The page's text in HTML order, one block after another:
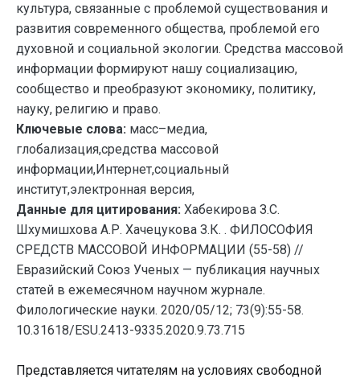
культура, связанные с проблемой существования и
развития современного общества, проблемой его
духовной и социальной экологии. Средства массовой
информации формируют нашу социализацию,
сообщество и преобразуют экономику, политику,
науку, религию и право.
Ключевые слова: масс–медиа,
глобализация,средства массовой
информации,Интернет,социальный
институт,электронная версия,
Данные для цитирования: Хабекирова З.С.
Шхумишхова А.Р. Хачецукова З.К. . ФИЛОСОФИЯ
СРЕДСТВ МАССОВОЙ ИНФОРМАЦИИ (55-58) //
Евразийский Союз Ученых — публикация научных
статей в ежемесячном научном журнале.
Филологические науки. 2020/05/12; 73(9):55-58.
10.31618/ESU.2413-9335.2020.9.73.715
Представляется читателям на условиях свободной